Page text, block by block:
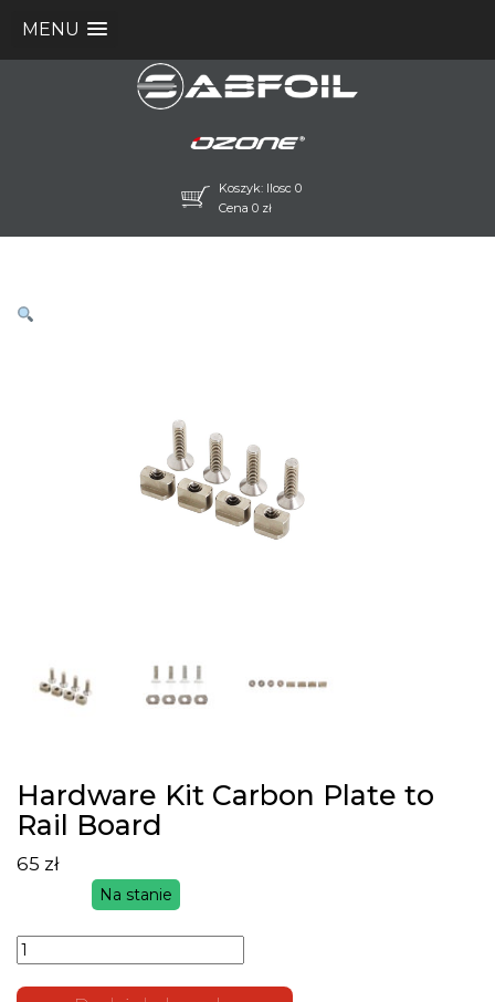
MENU
Koszyk: Ilosc 0
Cena 0 zł
Hardware Kit Carbon Plate to
Rail Board
65 zł
Na stanie
Hardware